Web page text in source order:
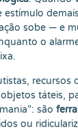
sobe — e
o
recursos
táteis,
são
ou